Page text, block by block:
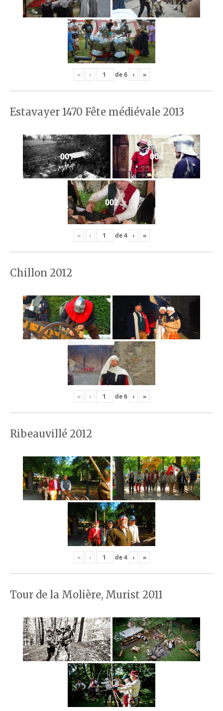
« ‹ de6 › »
Estavayer 1470 Fête médiévale 2013
001 004
002
« ‹ de4 › »
Chillon 2012
« ‹ de6 › »
Ribeauvillé 2012
« ‹ de4 › »
Tour de la Molière, Murist 2011